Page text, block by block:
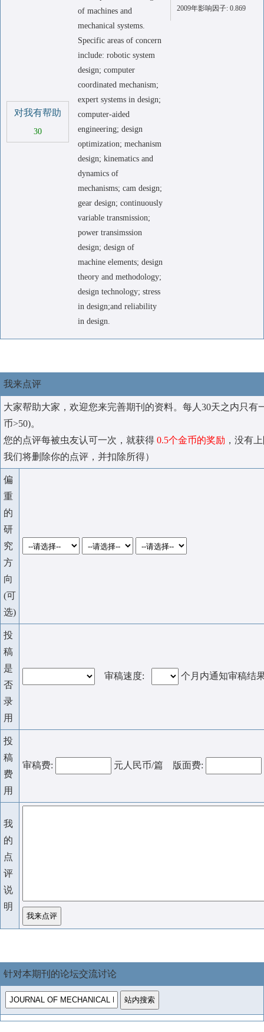
对我有帮助
30
of machines and
mechanical systems.
Specific areas of concern
include: robotic system
design; computer
coordinated mechanism;
expert systems in design;
computer-aided
engineering; design
optimization; mechanism
design; kinematics and
dynamics of
mechanisms; cam design;
gear design; continuously
variable transmission;
power transimssion
design; design of
machine elements; design
theory and methodology;
design technology; stress
in design;and reliability
in design.
2009年影响因子: 0.869
我来点评
大家帮助大家，欢迎您来完善期刊的资料。每人30天之内只有
币>50)。
您的点评每被虫友认可一次，就获得 0.5个金币的奖励 ，没有
我们将删除你的点评，并扣除所得）
偏
重
的
研
究
方
向
(可
选)
投
稿
是
否
录
用
审稿速度: 个月内通知审稿结
投
稿
费
用
审稿费: 元人民币/篇 版面费:
我
的
点
评
说
明
针对本期刊的论坛交流讨论